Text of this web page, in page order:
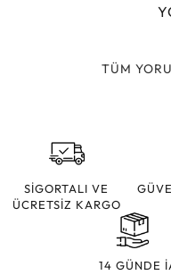
TÜM
SİGORTALI VE
ÜCRETSİZ KARGO
14 GÜNDE